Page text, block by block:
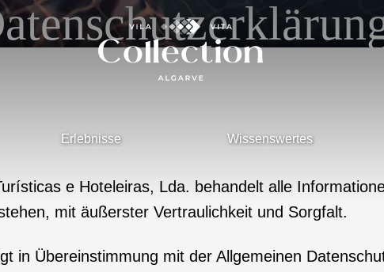
Erlebnisse Wissenswertes
e Hoteleiras, Lda. behandelt alle
mit äußerster Vertraulichkeit und Sorgfalt.
in Übereinstimmung mit der Allgemeinen